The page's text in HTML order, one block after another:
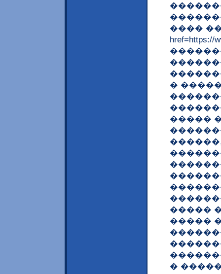
����
�
�����
�����
�����
�